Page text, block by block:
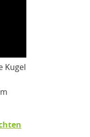
Kugel